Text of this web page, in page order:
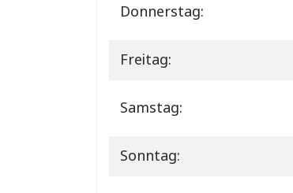
Donnerstag:
Freitag:
Samstag:
Sonntag: